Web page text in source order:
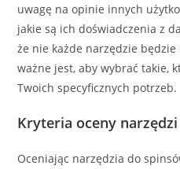
uwagę na opinie innych
jakie są ich doświadczenia z
że nie każde narzędzie
ważne jest, aby wybrać takie,
Twoich specyficznych potrzeb.
Kryteria oceny
Oceniając narzędzia do